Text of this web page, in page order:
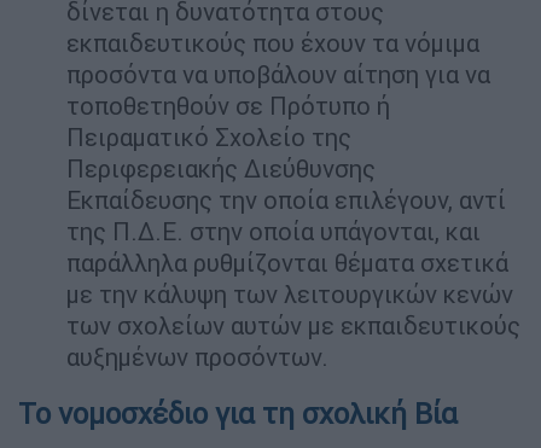
δίνεται η δυνατότητα στους
εκπαιδευτικούς που έχουν τα νόμιμα
προσόντα να υποβάλουν αίτηση για να
τοποθετηθούν σε Πρότυπο ή
Πειραματικό Σχολείο της
Περιφερειακής Διεύθυνσης
Εκπαίδευσης την οποία επιλέγουν, αντί
της Π.Δ.Ε. στην οποία υπάγονται, και
παράλληλα ρυθμίζονται θέματα σχετικά
με την κάλυψη των λειτουργικών κενών
των σχολείων αυτών με εκπαιδευτικούς
αυξημένων προσόντων.
Το νομοσχέδιο για τη σχολική Βία